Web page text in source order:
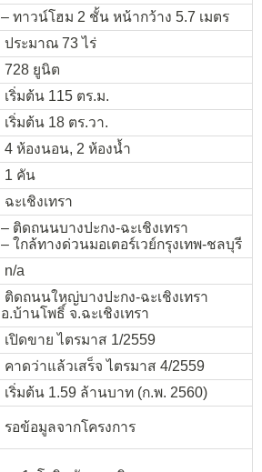
– ทาวน์โฮม 2 ชั้น หน้ากว้าง 5.7 เมตร
ประมาณ 73 ไร่
728 ยูนิต
เริ่มต้น 115 ตร.ม.
เริ่มต้น 18 ตร.วา.
4 ห้องนอน, 2 ห้องน้ำ
1 คัน
ฉะเชิงเทรา
– ติดถนนบางปะกง-ฉะเชิงเทรา
– ใกล้ทางด่วนมอเตอร์เวย์กรุงเทพ-ชลบุรี
n/a
ติดถนนใหญ่บางปะกง-ฉะเชิงเทรา
อ.บ้านโพธิ์ จ.ฉะเชิงเทรา
เปิดขาย ไตรมาส 1/2559
คาดว่าแล้วเสร็จ ไตรมาส 4/2559
เริ่มต้น 1.59 ล้านบาท (ก.พ. 2560)
รอข้อมูลจากโครงการ